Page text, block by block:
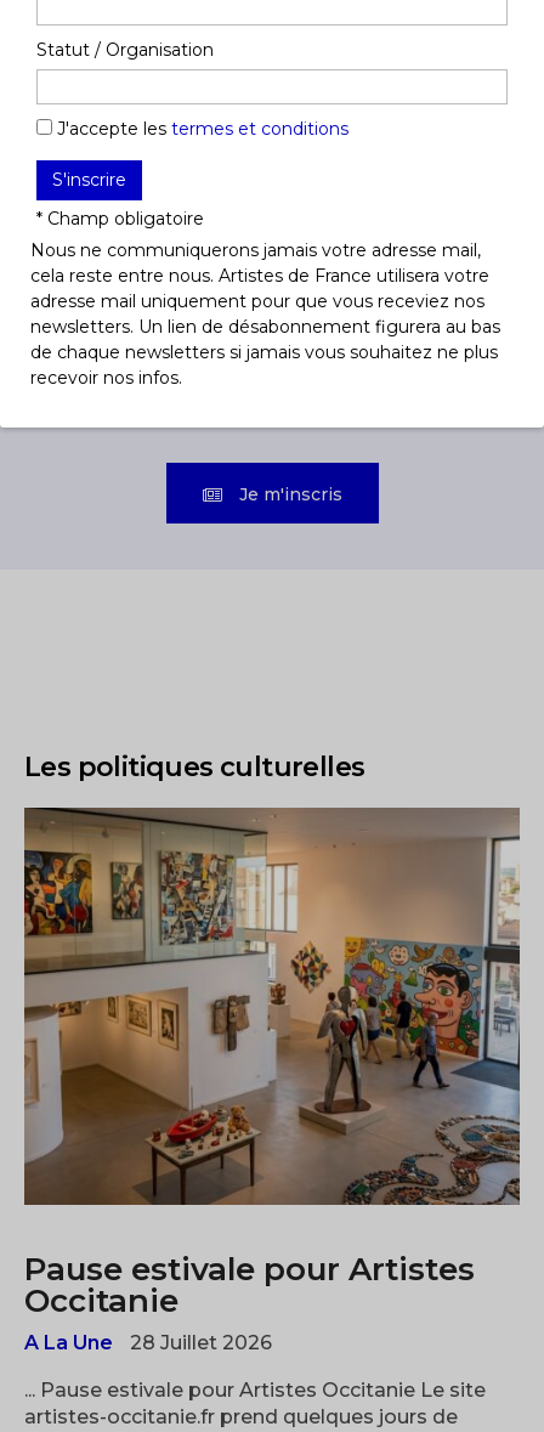
Statut / Organisation
J'accepte les termes et conditions
* Champ obligatoire
Nous ne communiquerons jamais votre adresse mail,
cela reste entre nous. Artistes de France utilisera votre
adresse mail uniquement pour que vous receviez nos
newsletters. Un lien de désabonnement figurera au bas
de chaque newsletters si jamais vous souhaitez ne plus
recevoir nos infos.
Découvrez toutes les
expositions une fois par
Je m'inscris
Les politiques culturelles
Pause estivale pour Artistes
Occitanie
A La Une 28 Juillet 2026
... Pause estivale pour Artistes Occitanie Le site
artistes-occitanie.fr prend quelques jours de